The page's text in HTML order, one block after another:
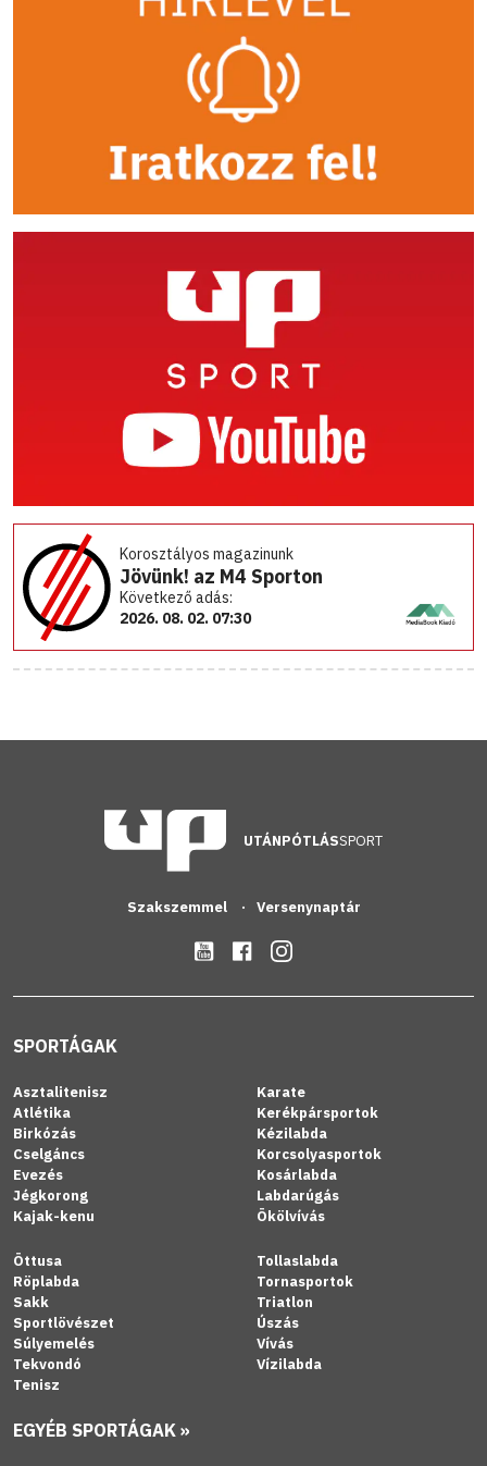
Korosztályos magazinunk
Jövünk! az M4 Sporton
Következő adás:
2026. 08. 02. 07:30
UTÁNPÓTLÁSSPORT
Szakszemmel Versenynaptár
SPORTÁGAK
Asztalitenisz
Atlétika
Birkózás
Cselgáncs
Evezés
Jégkorong
Kajak-kenu
Karate
Kerékpársportok
Kézilabda
Korcsolyasportok
Kosárlabda
Labdarúgás
Ökölvívás
Öttusa
Röplabda
Sakk
Sportlövészet
Súlyemelés
Tekvondó
Tenisz
Tollaslabda
Tornasportok
Triatlon
Úszás
Vívás
Vízilabda
EGYÉB SPORTÁGAK »